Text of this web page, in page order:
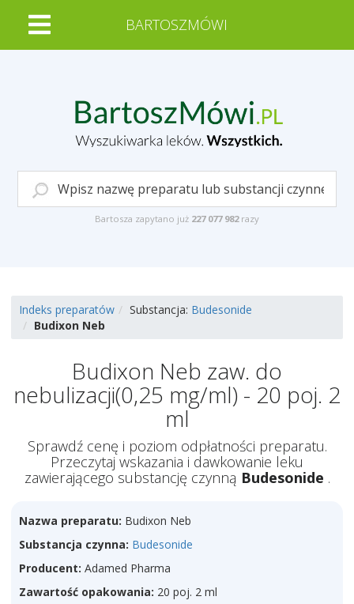
BARTOSZMÓWI
Bartosza zapytano już 227 077 982 razy
Indeks preparatów Substancja: Budesonide
Budixon Neb
Budixon Neb zaw. do
nebulizacji(0,25 mg/ml) - 20 poj. 2
ml
Sprawdź cenę i poziom odpłatności preparatu.
Przeczytaj wskazania i dawkowanie leku
zawierającego substancję czynną Budesonide .
Nazwa preparatu: Budixon Neb
Substancja czynna: Budesonide
Producent: Adamed Pharma
Zawartość opakowania: 20 poj. 2 ml